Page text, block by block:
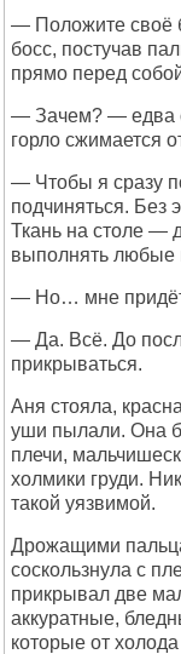
— Положите своё
босс, постучав
прямо перед
— Зачем? — едва
горло сжимается
— Чтобы я сразу
подчиняться. Без
Ткань на столе —
выполнять любые
— Но… мне
— Да. Всё. До
прикрываться.
Аня стояла,
уши пылали. Она
плечи,
холмики груди.
такой уязвимой.
Дрожащими
соскользнула с
прикрывал две
аккуратные,
которые от